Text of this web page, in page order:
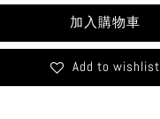
加入購物車
Add to wishlist